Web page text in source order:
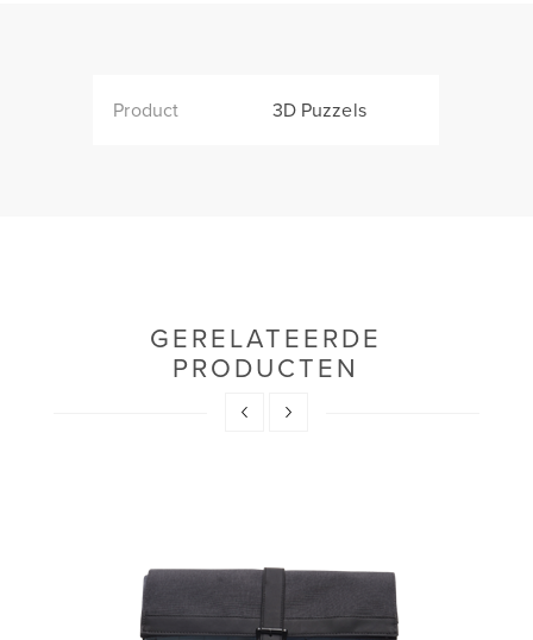
Product 3D Puzzels
GERELATEERDE
PRODUCTEN